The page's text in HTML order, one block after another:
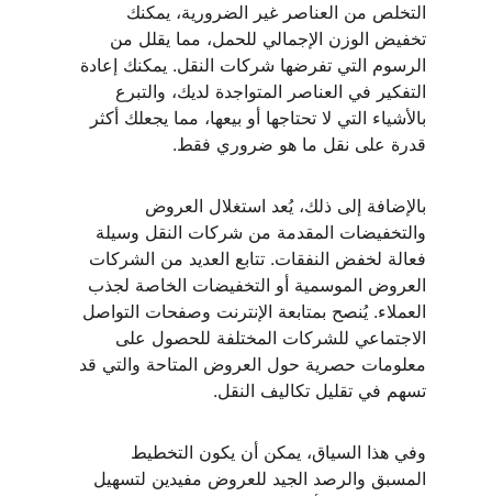
التخلص من العناصر غير الضرورية، يمكنك
تخفيض الوزن الإجمالي للحمل، مما يقلل من
الرسوم التي تفرضها شركات النقل. يمكنك إعادة
التفكير في العناصر المتواجدة لديك، والتبرع
بالأشياء التي لا تحتاجها أو بيعها، مما يجعلك أكثر
قدرة على نقل ما هو ضروري فقط.
بالإضافة إلى ذلك، يُعد استغلال العروض
والتخفيضات المقدمة من شركات النقل وسيلة
فعالة لخفض النفقات. تتابع العديد من الشركات
العروض الموسمية أو التخفيضات الخاصة لجذب
العملاء. يُنصح بمتابعة الإنترنت وصفحات التواصل
الاجتماعي للشركات المختلفة للحصول على
معلومات حصرية حول العروض المتاحة والتي قد
تسهم في تقليل تكاليف النقل.
وفي هذا السياق، يمكن أن يكون التخطيط
المسبق والرصد الجيد للعروض مفيدين لتسهيل